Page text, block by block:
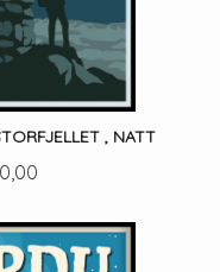
, NATT
MER